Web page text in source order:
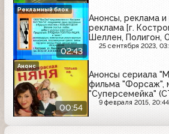
02:43
Анонсы, реклама и
реклама [г.
Шеллен, Полигон,
Эльдорадо,
25 сентября 2023,
Рекламный блок
00:54
Анонсы сериала
фильма "Форсаж",
"Суперсемейка"
9 февраля 2015, 20:44
Анонс